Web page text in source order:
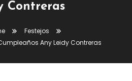
Contreras
Festejos
Any Leidy Contreras